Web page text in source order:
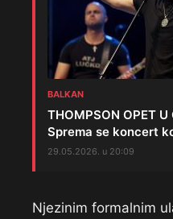
BALKAN
THOMPSON OPET U
Sprema se koncert
29.05.2026. u 20:09
Njezinim formalnim